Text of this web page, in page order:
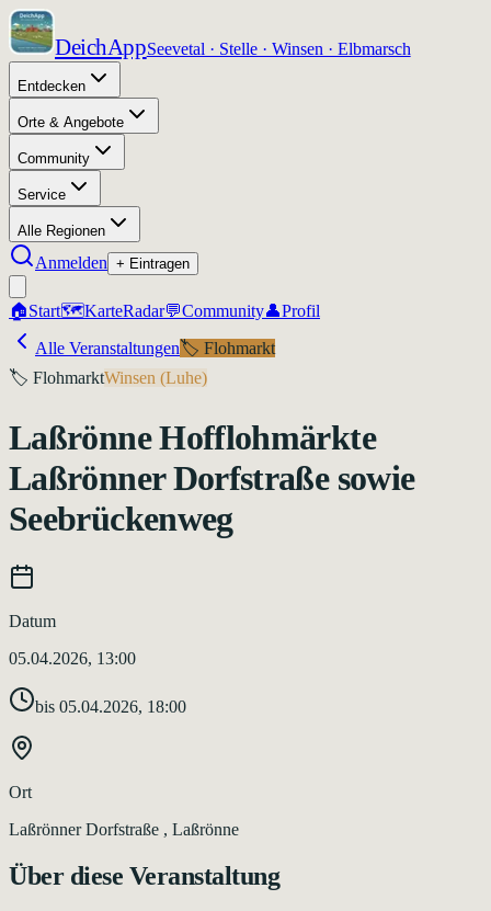
DeichAppSeevetal · Stelle · Winsen · Elbmarsch
Entdecken
Orte & Angebote
Community
Service
Alle Regionen
Anmelden + Eintragen
🏠Start🗺️KarteRadar💬Community👤Profil
Alle Veranstaltungen🏷️ Flohmarkt
🏷️ FlohmarktWinsen (Luhe)
Laßrönne Hofflohmärkte
Laßrönner Dorfstraße sowie
Seebrückenweg
Datum
05.04.2026, 13:00
bis 05.04.2026, 18:00
Ort
Laßrönner Dorfstraße , Laßrönne
Über diese Veranstaltung